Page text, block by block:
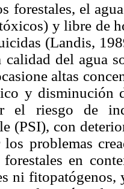
forestales, el
y libre de
(Landis,
calidad del agua
altas
y disminución
el riesgo de
(PSI), con
los problemas
en
ni fitopatógenos,